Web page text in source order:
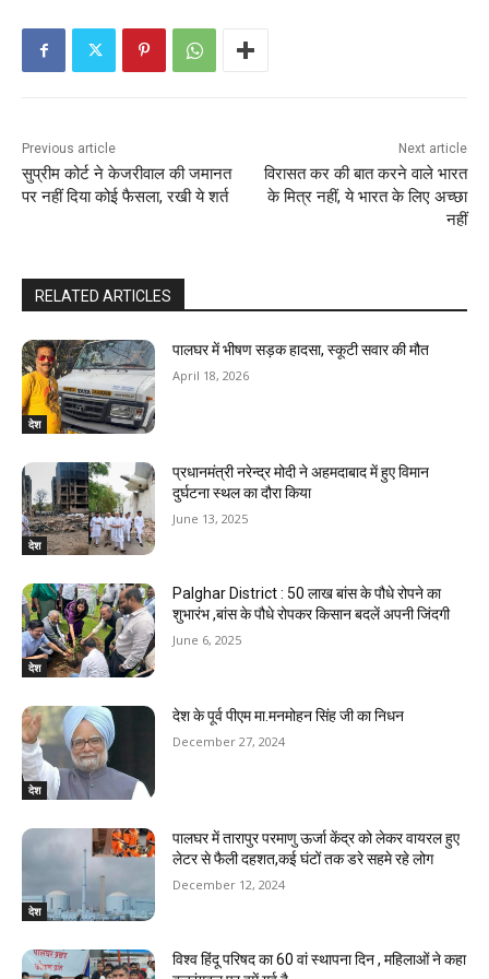
Previous article
सुप्रीम कोर्ट ने केजरीवाल की जमानत
पर नहीं दिया कोई फैसला, रखी ये शर्त
Next article
विरासत कर की बात करने वाले भारत
के मित्र नहीं, ये भारत के लिए अच्‍छा
नहीं
RELATED ARTICLES
देश
पालघर में भीषण सड़क हादसा, स्कूटी सवार की मौत
April 18, 2026
देश
प्रधानमंत्री नरेन्द्र मोदी ने अहमदाबाद में हुए विमान
दुर्घटना स्थल का दौरा किया
June 13, 2025
देश
Palghar District : 50 लाख बांस के पौधे रोपने का
शुभारंभ ,बांस के पौधे रोपकर किसान बदलें अपनी जिंदगी
June 6, 2025
देश
देश के पूर्व पीएम मा.मनमोहन सिंह जी का निधन
December 27, 2024
देश
पालघर में तारापुर परमाणु ऊर्जा केंद्र को लेकर वायरल हुए
लेटर से फैली दहशत,कई घंटों तक डरे सहमे रहे लोग
December 12, 2024
विश्व हिंदू परिषद का 60 वां स्थापना दिन , महिलाओं ने कहा